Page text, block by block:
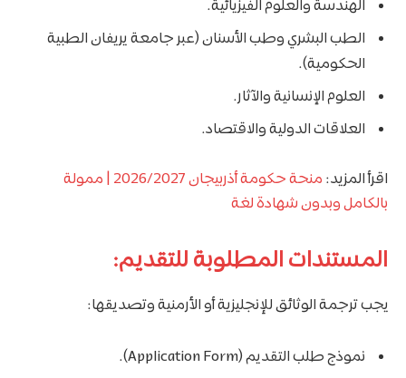
الهندسة والعلوم الفيزيائية.
الطب البشري وطب الأسنان (عبر جامعة يريفان الطبية
الحكومية).
العلوم الإنسانية والآثار.
العلاقات الدولية والاقتصاد.
اقرأ المزيد:
منحة حكومة أذربيجان 2026/2027 | ممولة
بالكامل وبدون شهادة لغة
المستندات المطلوبة للتقديم:
يجب ترجمة الوثائق للإنجليزية أو الأرمنية وتصديقها:
نموذج طلب التقديم (Application Form).